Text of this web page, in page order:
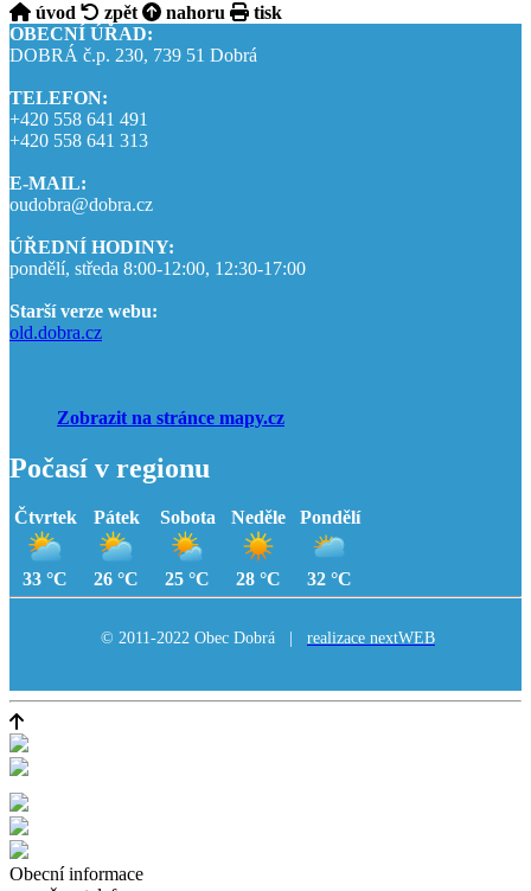
úvod zpět nahoru
tisk
OBECNÍ ÚŘAD:
DOBRÁ č.p. 230, 739 51 Dobrá
TELEFON:
+420 558 641 491
+420 558 641 313
E-MAIL:
oudobra@dobra.cz
ÚŘEDNÍ HODINY:
pondělí, středa 8:00-12:00, 12:30-17:00
Starší verze webu:
old.dobra.cz
Zobrazit na stránce mapy.cz
Počasí v regionu
Čtvrtek
33 °C
Pátek
26 °C
Sobota
25 °C
Neděle
28 °C
Pondělí
32 °C
© 2011-2022 Obec Dobrá | realizace nextWEB
Obecní informace